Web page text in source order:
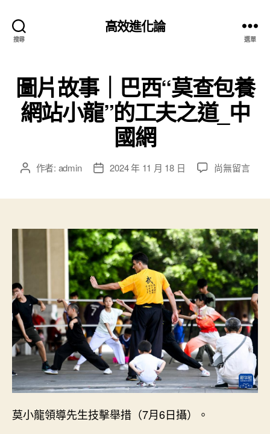
搜尋
高效進化論
選單
圖片故事｜巴西“莫查包養
網站小龍”的工夫之道_中
國網
文 作者: admin
文
期
2024 年 11 月 18 日
在
｜
巴
西
“莫
查
包
養
網
站
小
龍”
的
工
尚無留言
莫小龍領導先生技擊舉措（7月6日攝）。